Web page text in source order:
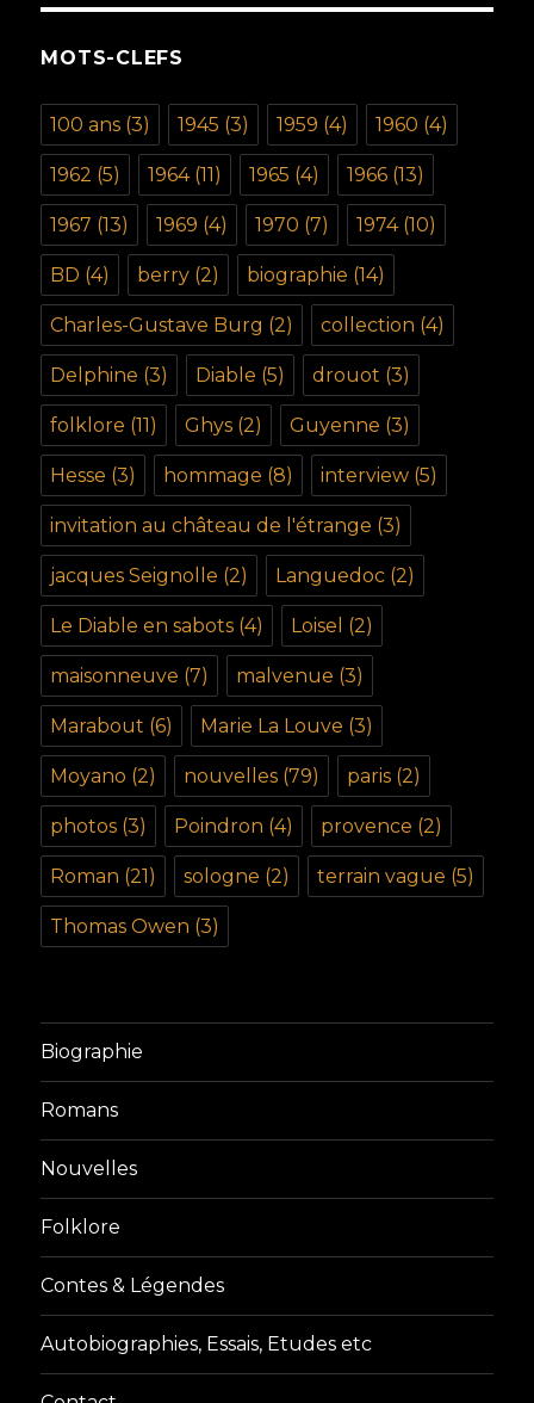
MOTS-CLEFS
100 ans (3) 1945 (3) 1959 (4) 1960 (4)
1962 (5) 1964(11) 1965 (4) 1966 (13)
1967 (13) 1969 (4) 1970 (7) 1974(10)
BD (4) berry (2) biographie (14)
Charles-Gustave Burg (2) collection (4)
Delphine (3) Diable (5) drouot (3)
folklore (11) Ghys (2) Guyenne (3)
Hesse (3) hommage (8) interview (5)
invitation au château de l'étrange (3)
jacques Seignolle (2) Languedoc (2)
Le Diable en sabots (4) Loisel (2)
maisonneuve (7) malvenue (3)
Marabout (6) Marie La Louve (3)
Moyano (2) nouvelles (79) paris (2)
photos (3) Poindron (4) provence (2)
Roman (21) sologne (2) terrain vague (5)
Thomas Owen (3)
Biographie
Romans
Nouvelles
Folklore
Contes & Légendes
Autobiographies, Essais, Etudes etc